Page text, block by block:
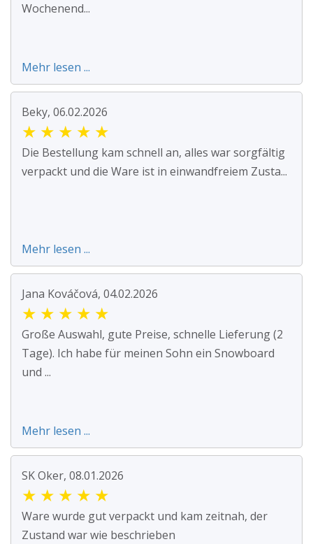
Wochenend...
Mehr lesen ...
Beky, 06.02.2026
★ ★ ★ ★ ★
Die Bestellung kam schnell an, alles war sorgfältig
verpackt und die Ware ist in einwandfreiem Zusta...
Mehr lesen ...
Jana Kováčová, 04.02.2026
★ ★ ★ ★ ★
Große Auswahl, gute Preise, schnelle Lieferung (2
Tage). Ich habe für meinen Sohn ein Snowboard
und ...
Mehr lesen ...
SK Oker, 08.01.2026
★ ★ ★ ★ ★
Ware wurde gut verpackt und kam zeitnah, der
Zustand war wie beschrieben